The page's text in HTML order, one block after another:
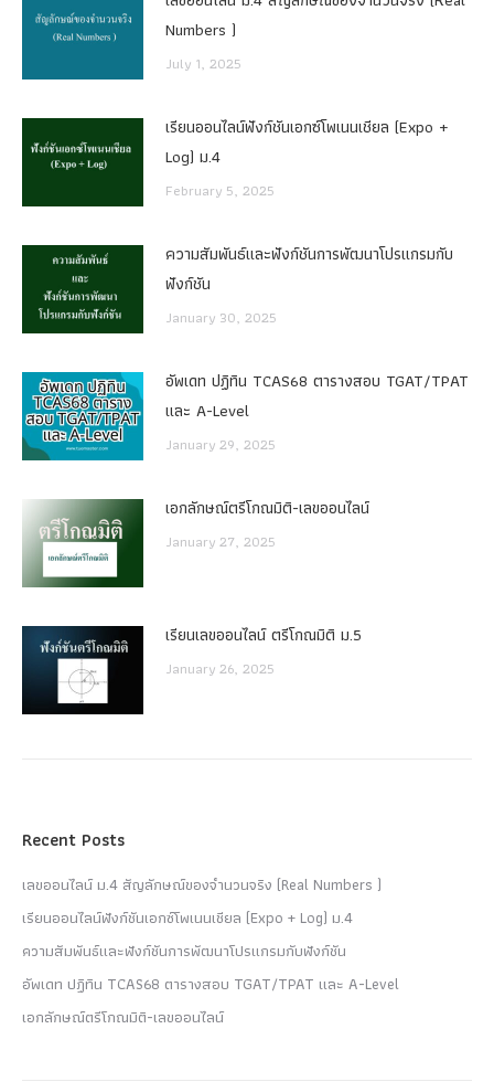
Numbers )
July 1, 2025
เรียนออนไลน์ฟังก์ชันเอกซ์โพเนนเชียล (Expo +
Log) ม.4
February 5, 2025
ความสัมพันธ์และฟังก์ชันการพัฒนาโปรแกรมกับ
ฟังก์ชัน
January 30, 2025
อัพเดท ปฏิทิน TCAS68 ตารางสอบ TGAT/TPAT
และ A-Level
January 29, 2025
เอกลักษณ์ตรีโกณมิติ-เลขออนไลน์
January 27, 2025
เรียนเลขออนไลน์ ตรีโกณมิติ ม.5
January 26, 2025
Recent Posts
เลขออนไลน์ ม.4 สัญลักษณ์ของจำนวนจริง (Real Numbers )
เรียนออนไลน์ฟังก์ชันเอกซ์โพเนนเชียล (Expo + Log) ม.4
ความสัมพันธ์และฟังก์ชันการพัฒนาโปรแกรมกับฟังก์ชัน
อัพเดท ปฏิทิน TCAS68 ตารางสอบ TGAT/TPAT และ A-Level
เอกลักษณ์ตรีโกณมิติ-เลขออนไลน์